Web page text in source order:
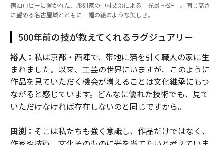
宿泊ロビーに置かれた、彫刻家の中林丈治による「光景 −松−」。同じ高さ
に望める名古屋城とともに一幅の絵のような美しさ。
500年前の技が教えてくれるラグジュアリー
裕人： 私は京都・西陣で、帯地に箔を引く職人の家に生
まれました。以来、工芸の世界にいますが、このように
作品を見ていただく機会が増えることは文化継承にもつ
ながると感じています。どんなに優れた技術でも、見て
いただけなければ存在しないのと同じですから。
田渕： そこは私たちも強く意識し、作品だけではなく、